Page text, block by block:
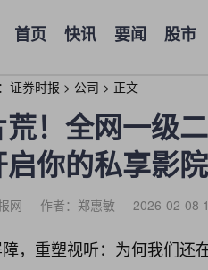
首页 快讯 要闻 股市
证券时报 > 公司 > 正文
荒！全网一级
你的私享影
网 作者：郑惠敏 2026-02-08
，重塑视听：为何我们还